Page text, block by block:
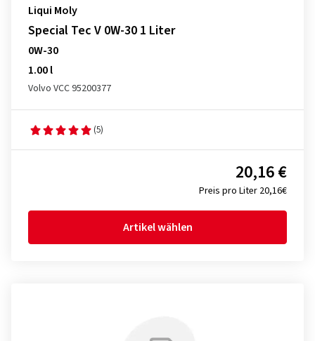
Liqui Moly
Special Tec V 0W-30 1 Liter
0W-30
1.00 l
Volvo VCC 95200377
(5)
Preis pro Liter 20,16€
20,16 €
Artikel wählen